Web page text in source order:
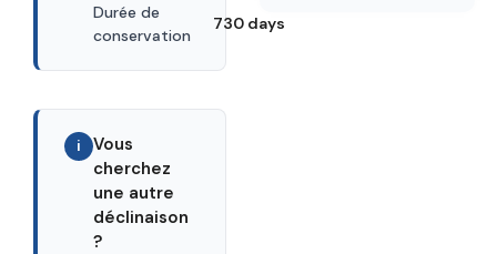
Durée de
conservation
730 days
i
Vous
cherchez
une autre
déclinaison
?